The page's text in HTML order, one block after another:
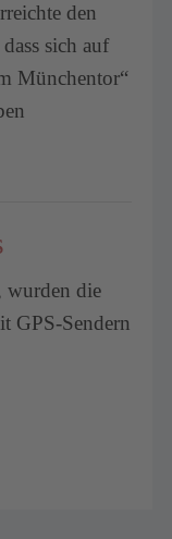
den
sich auf
Münchentor“
wurden die
GPS-Sendern